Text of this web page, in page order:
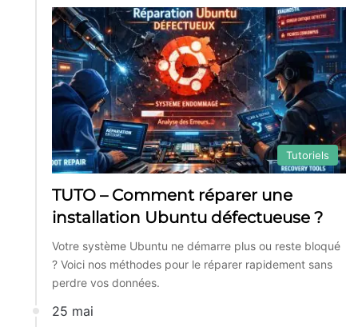
Tutoriels
TUTO – Comment réparer une
installation Ubuntu défectueuse ?
Votre système Ubuntu ne démarre plus ou reste bloqué
? Voici nos méthodes pour le réparer rapidement sans
perdre vos données.
25 mai